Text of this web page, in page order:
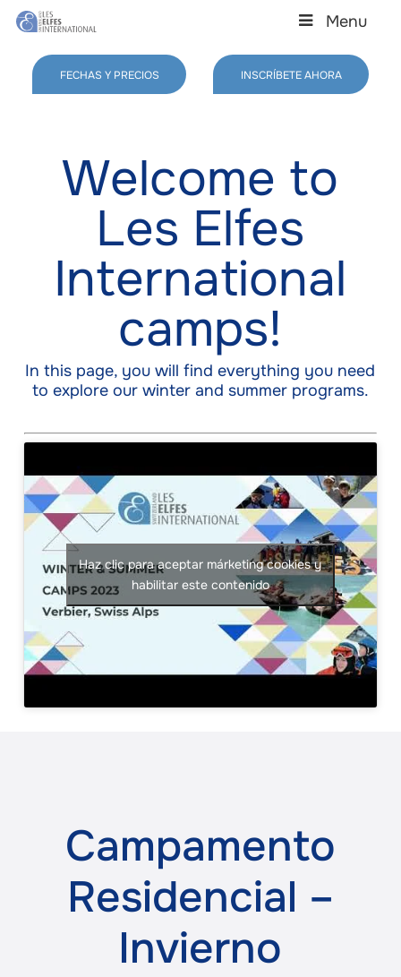
Skip
content
Menu
FECHAS Y PRECIOS INSCRÍBETE AHORA
Welcome to
Les Elfes
International
camps!
In this page, you will find everything you need
to explore our winter and summer programs.
Haz clic para aceptar márketing cookies y
habilitar este contenido
Campamento
Residencial –
Invierno
Close
Menu